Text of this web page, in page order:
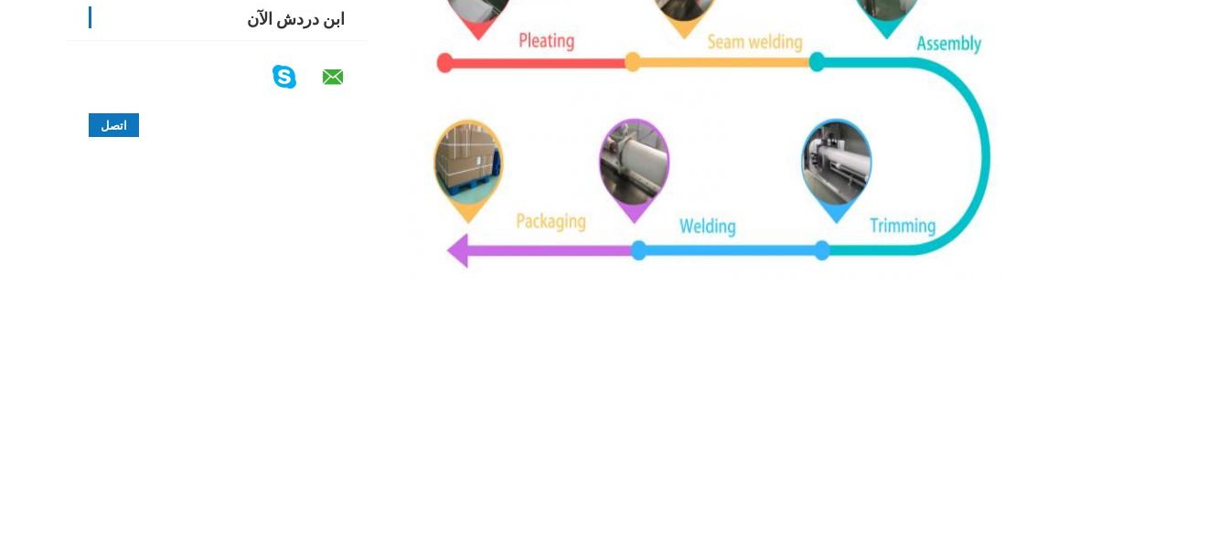
ابن دردش الآن